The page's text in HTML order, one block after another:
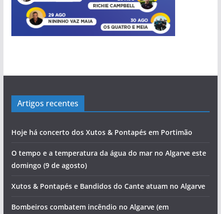
Artigos recentes
Hoje há concerto dos Xutos & Pontapés em Portimão
O tempo e a temperatura da água do mar no Algarve este
domingo (9 de agosto)
Xutos & Pontapés e Bandidos do Cante atuam no Algarve
Bombeiros combatem incêndio no Algarve (em